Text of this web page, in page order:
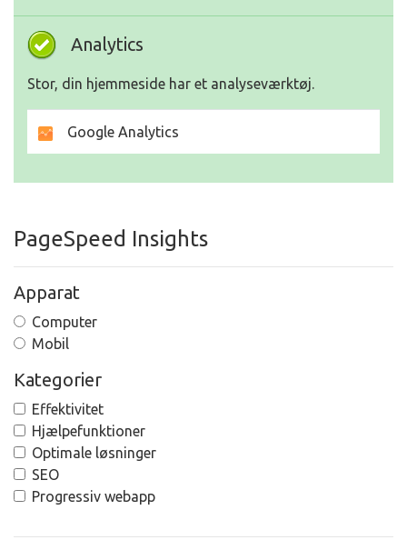
Analytics
Stor, din hjemmeside har et analyseværktøj.
Google Analytics
PageSpeed Insights
Apparat
Computer
Mobil
Kategorier
Effektivitet
Hjælpefunktioner
Optimale løsninger
SEO
Progressiv webapp